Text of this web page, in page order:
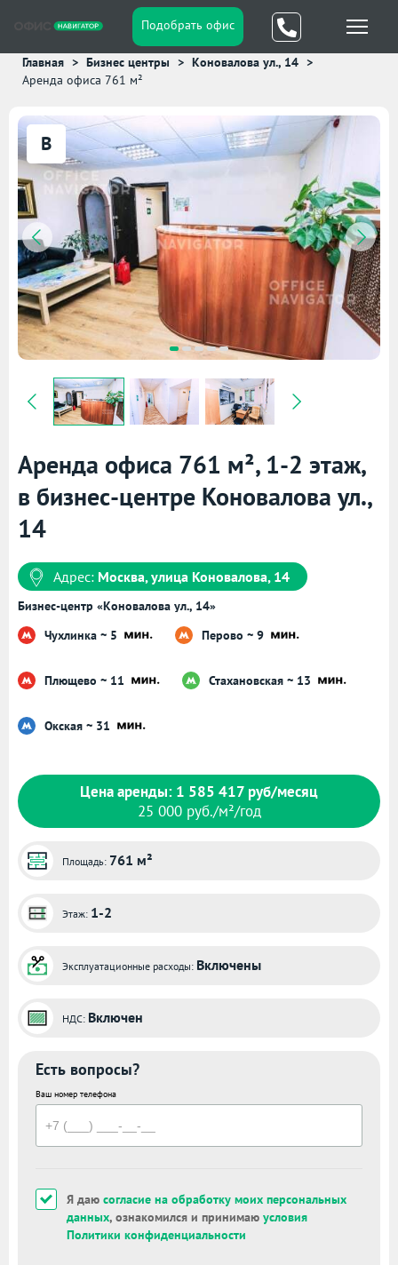
Подобрать офис
Главная Бизнес центры
Коновалова ул., 14
Аренда офиса 761 м²
B
Аренда офиса 761 м², 1-2 этаж,
в бизнес-центре Коновалова ул.,
14
Адрес: Москва, улица Коновалова, 14
Бизнес-центр «Коновалова ул., 14»
Чухлинка ~ 5
Перово ~ 9
Плющево ~ 11 Стахановская ~ 13
Окская ~ 31
Цена аренды: 1 585 417 руб/месяц
25 000 руб./м²/год
Площадь: 761 м²
Этаж: 1-2
Эксплуатационные расходы: Включены
НДС: Включен
Есть вопросы?
Ваш номер телефона
Я даю согласие на обработку моих персональных
данных, ознакомился и принимаю условия
Политики конфиденциальности